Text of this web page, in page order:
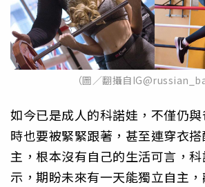
（圖／翻攝自
如今已是成人的科諾娃，不僅仍
時也要被緊緊跟著，甚至連穿衣
主，根本沒有自己的生活可言，
示，期盼未來有一天能獨立自主